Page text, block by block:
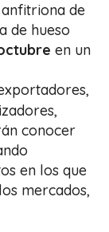
de
de hueso
en un
conocer
en los que
mercados,